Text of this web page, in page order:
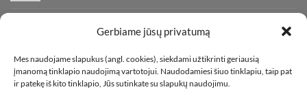
Gerbiame jūsų privatumą
Mes naudojame slapukus (angl. cookies), siekdami užtikrinti geriausią
įmanomą tinklapio naudojimą vartotojui. Naudodamiesi šiuo tinklapiu, taip pat
ir patekę iš kito tinklapio, Jūs sutinkate su slapukų naudojimu.
prieiga
įraše
fejerverkų
parduotuvė
Klaipedoje!
01
Lap
Kaip fotografuoti fejerverkus
Komentavimas išjungtasįraše